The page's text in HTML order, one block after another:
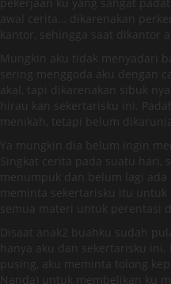
awal cerita… dikarenakan
kantor, sehingga saat dikantor
Mungkin aku tidak menyadari
sering menggoda aku dengan
akal, tapi dikarenakan sibuk
hirau kan sekertarisku ini.
menikah, tetapi belum
Ya mungkin dia belum ingin
Singkat cerita pada suatu hari,
menumpuk dan belum lagi
meminta sekertarisku itu
semua materi untuk perentasi
Disaat anak2 buahku sudah
hanya aku dan sekertarisku
pusing, aku meminta tolong
Nanda) untuk membelikan ku